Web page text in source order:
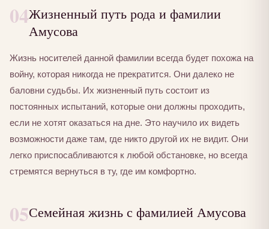
04Жизненный путь рода и фамилии
Амусова
Жизнь носителей данной фамилии всегда будет похожа на
войну, которая никогда не прекратится. Они далеко не
баловни судьбы. Их жизненный путь состоит из
постоянных испытаний, которые они должны проходить,
если не хотят оказаться на дне. Это научило их видеть
возможности даже там, где никто другой их не видит. Они
легко приспосабливаются к любой обстановке, но всегда
стремятся вернуться в ту, где им комфортно.
05Семейная жизнь с фамилией Амусова